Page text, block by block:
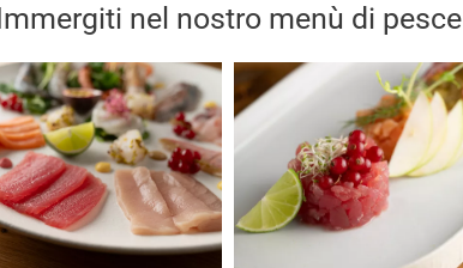
nel nostro menù di pesce